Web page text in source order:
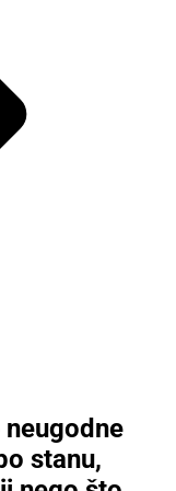
stanu,